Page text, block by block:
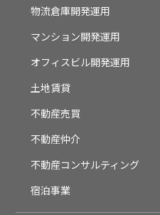
物流倉庫開発運用
マンション開発運用
オフィスビル開発運用
土地賃貸
不動産売買
不動産仲介
不動産コンサルティング
宿泊事業